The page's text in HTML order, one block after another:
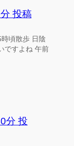
投稿
頃散歩 日陰
ですよね 午前
分 投